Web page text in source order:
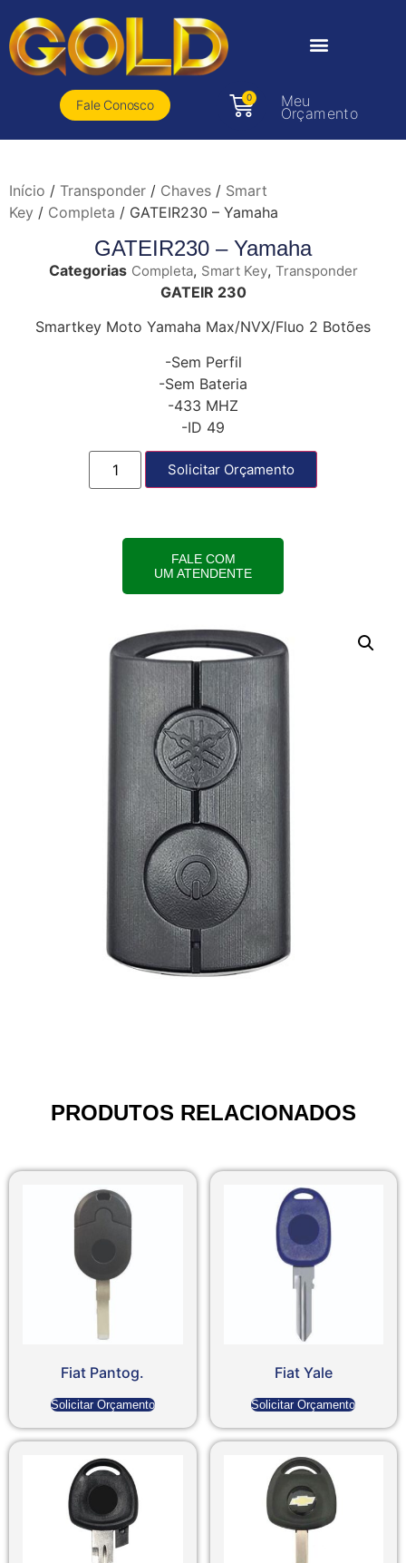
Fale Conosco
0 Meu
Orçamento
Início / Transponder / Chaves / Smart
Key / Completa / GATEIR230 – Yamaha
GATEIR230 – Yamaha
Categorias Completa, Smart Key, Transponder
GATEIR 230
Smartkey Moto Yamaha Max/NVX/Fluo 2 Botões
-Sem Perfil
-Sem Bateria
-433 MHZ
-ID 49
Solicitar Orçamento
FALE COM
UM ATENDENTE
PRODUTOS RELACIONADOS
Fiat Pantog.
Solicitar Orçamento
Fiat Yale
Solicitar Orçamento